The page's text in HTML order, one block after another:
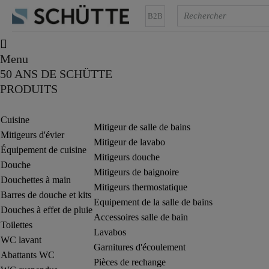
B2B
Menu
50 ANS DE SCHÜTTE
PRODUITS
Cuisine
Mitigeurs d'évier
Équipement de cuisine
Douche
Douchettes à main
Barres de douche et kits
Douches à effet de pluie
Toilettes
WC lavant
Abattants WC
Mitigeur de salle de bains
Mitigeur de lavabo
Mitigeurs douche
Mitigeurs de baignoire
Mitigeurs thermostatique
Equipement de la salle de bains
Accessoires salle de bain
Lavabos
Garnitures d'écoulement
Pièces de rechange